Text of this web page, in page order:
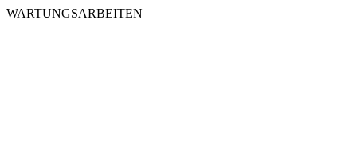
WARTUNGSARBEITEN